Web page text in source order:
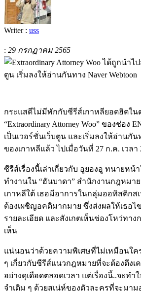
Writer : uss
: 29 กรกฏาคม 2565
กระแสดีไม่มีพักกับซีรีส์เกาหลียอดฮิตใน
“Extraordinary Attorney Woo” ของช่อง
เป็นเวอร์ชั่นเว็บตูน และเริ่มลงให้อ่านกันท
ของเกาหลีแล้ว ไปเมื่อวันที่ 27 ก.ค. เวลา
ซีรีส์เรื่องนี้เล่าเกี่ยวกับ อูยองอู ทนายหน้
ทำงานใน “ฮันบาดา” สำนักงานกฎหมา
เกาหลีใต้ เธอมีอาการในกลุ่มออทิสติกส
ต้องเผชิญอคติมากมาย ซึ่งส่งผลให้เธอไ
รายละเอียด และสังเกตเห็นช่องโหว่ทา
เห็น
แน่นอนว่าด้วยความพิเศษที่ไม่เหมือนใค
ๆ เกี่ยวกับซีรีส์แนวกฎหมายที่จะต้องตึง
อย่างดุเดือดตลอดเวลา แต่เรื่องนี้..จะท
จำเดิม ๆ ด้วยสเน่ห์ของตัวละครที่จะมา